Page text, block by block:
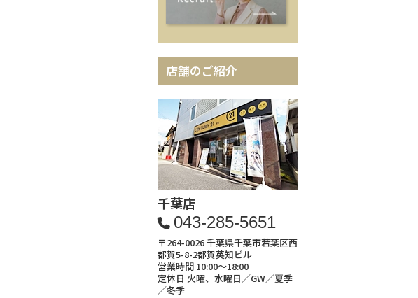
店舗のご紹介
千葉店
043-285-5651
〒264-0026 千葉県千葉市若葉区西
都賀5-8-2都賀英知ビル
営業時間 10:00～18:00
定休日 火曜、水曜日／GW／夏季
／冬季